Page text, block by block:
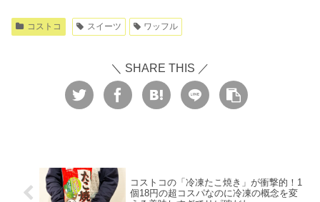
コストコ スイーツ ワッフル
＼ SHARE THIS ／
コストコの「冷凍たこ焼き」が衝撃的！1
個18円の超コスパなのに冷凍の概念を変